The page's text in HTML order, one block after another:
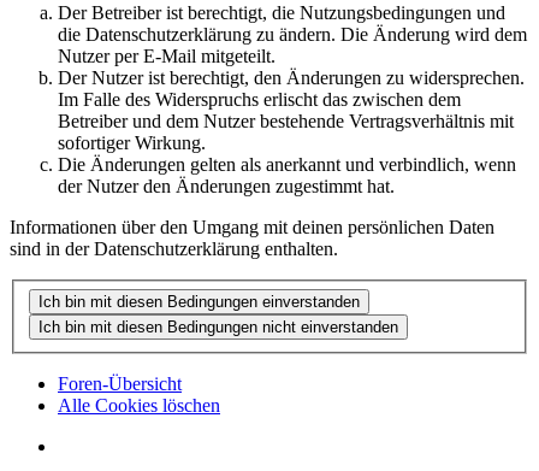
Der Betreiber ist berechtigt, die Nutzungsbedingungen und
die Datenschutzerklärung zu ändern. Die Änderung wird dem
Nutzer per E-Mail mitgeteilt.
Der Nutzer ist berechtigt, den Änderungen zu widersprechen.
Im Falle des Widerspruchs erlischt das zwischen dem
Betreiber und dem Nutzer bestehende Vertragsverhältnis mit
sofortiger Wirkung.
Die Änderungen gelten als anerkannt und verbindlich, wenn
der Nutzer den Änderungen zugestimmt hat.
Informationen über den Umgang mit deinen persönlichen Daten
sind in der Datenschutzerklärung enthalten.
Foren-Übersicht
Alle Cookies löschen